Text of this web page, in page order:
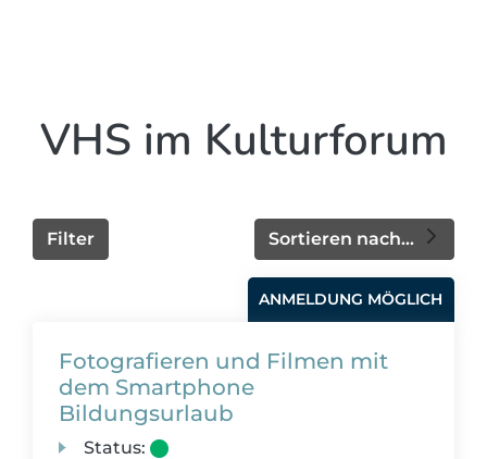
VHS im Kulturforum
Sortieren nach...
Filter
ANMELDUNG MÖGLICH
Fotografieren und Filmen mit
dem Smartphone
Bildungsurlaub
Status: